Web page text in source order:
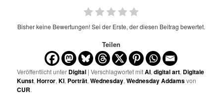
Bisher keine Bewertungen! Sei der Erste, der diesen Beitrag bewertet.
Teilen
Veröffentlicht unter Digital | Verschlagwortet mitAI,digital art, Digitale
Kunst,Horror,KI, Porträt,Wednesday,Wednesday Addamsvon
CUR.